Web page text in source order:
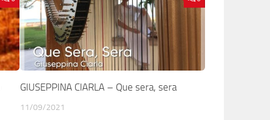
GIUSEPPINA CIARLA – Que sera, sera
11/09/2021